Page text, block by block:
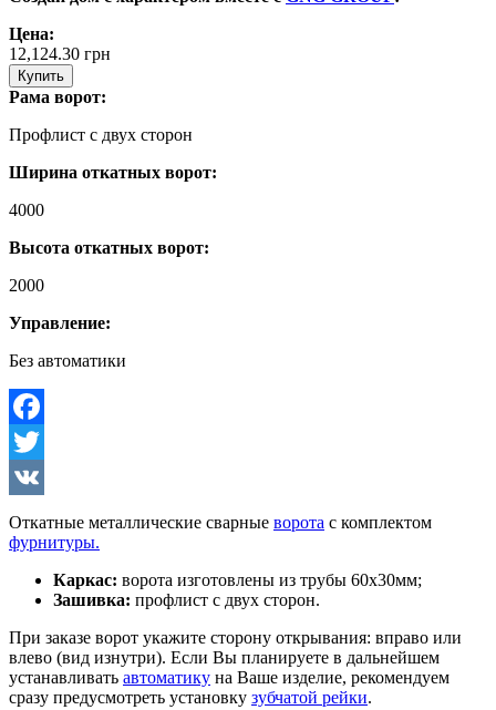
Цена:
12,124.30 грн
Купить
Рама ворот:
Профлист с двух сторон
Ширина откатных ворот:
4000
Высота откатных ворот:
2000
Управление:
Без автоматики
Facebook
Twitter
VK
Откатные металлические сварные ворота с комплектом
фурнитуры.
Каркас: ворота изготовлены из трубы 60х30мм;
Зашивка: профлист с двух сторон.
При заказе ворот укажите сторону открывания: вправо или
влево (вид изнутри). Если Вы планируете в дальнейшем
устанавливать автоматику на Ваше изделие, рекомендуем
сразу предусмотреть установку зубчатой рейки.